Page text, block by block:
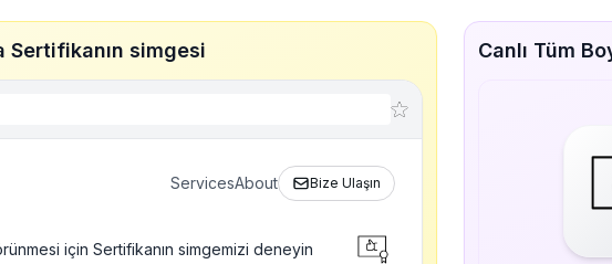
Sertifikanın simgesi
ServicesAbout Bize Ulaşın
için Sertifikanın simgemizi deneyin
Canlı Tüm